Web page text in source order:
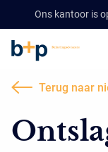
Ons kantoor is
Terug naar